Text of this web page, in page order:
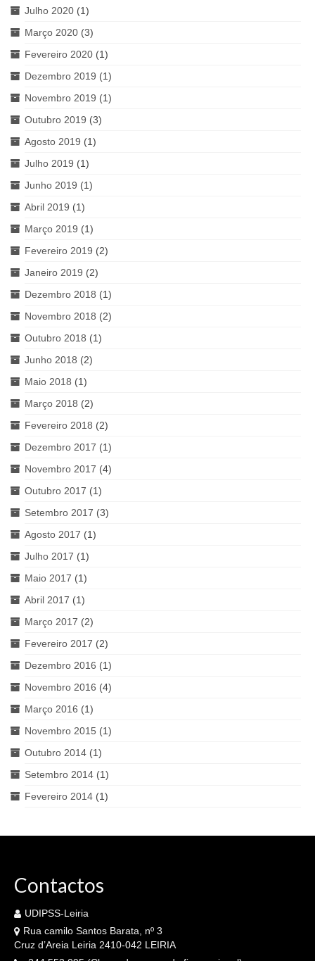
Julho 2020 (1)
Março 2020 (3)
Fevereiro 2020 (1)
Dezembro 2019 (1)
Novembro 2019 (1)
Outubro 2019 (3)
Agosto 2019 (1)
Julho 2019 (1)
Junho 2019 (1)
Abril 2019 (1)
Março 2019 (1)
Fevereiro 2019 (2)
Janeiro 2019 (2)
Dezembro 2018 (1)
Novembro 2018 (2)
Outubro 2018 (1)
Junho 2018 (2)
Maio 2018 (1)
Março 2018 (2)
Fevereiro 2018 (2)
Dezembro 2017 (1)
Novembro 2017 (4)
Outubro 2017 (1)
Setembro 2017 (3)
Agosto 2017 (1)
Julho 2017 (1)
Maio 2017 (1)
Abril 2017 (1)
Março 2017 (2)
Fevereiro 2017 (2)
Dezembro 2016 (1)
Novembro 2016 (4)
Março 2016 (1)
Novembro 2015 (1)
Outubro 2014 (1)
Setembro 2014 (1)
Fevereiro 2014 (1)
Contactos
UDIPSS-Leiria
Rua camilo Santos Barata, nº 3
Cruz d’Areia Leiria 2410-042 LEIRIA